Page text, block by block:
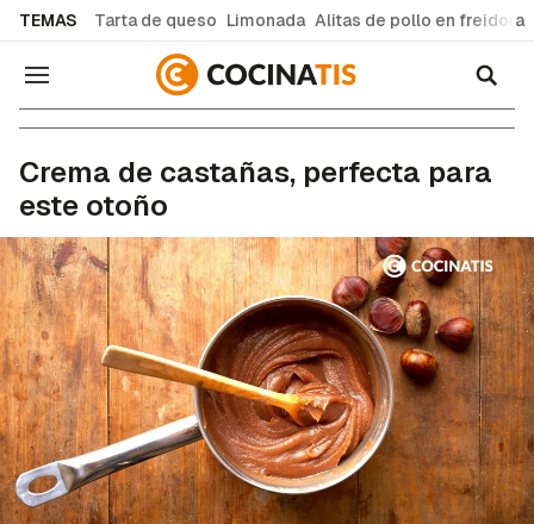
TEMAS Tarta de queso Limonada Alitas de pollo en freidora
Navegación
Crema de castañas, perfecta para
este otoño